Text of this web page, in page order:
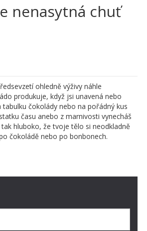
nenasytná chuť
ohledně výživy náhle
produkuje, když jsi unavená nebo
čokolády nebo na pořádný kus
času anebo z marnivosti vynecháš
hluboko, že tvoje tělo si neodkladně
čokoládě nebo po bonbonech.